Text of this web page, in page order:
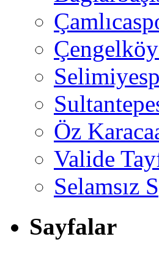
Öz
Valide
Selamsız
Sayfalar